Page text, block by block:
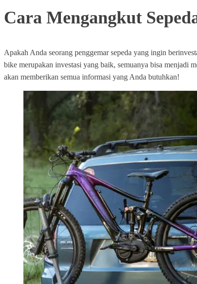
Cara Mengangkut
Apakah Anda seorang penggemar sepeda yang ingin
bike merupakan investasi yang baik, semuanya bisa menjadi
akan memberikan semua informasi yang Anda butuhkan!